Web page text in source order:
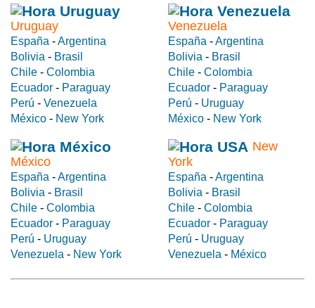
Uruguay
España -Argentina
Bolivia - Brasil
Chile - Colombia
Ecuador - Paraguay
Perú - Venezuela
México - New York
Venezuela
España -Argentina
Bolivia - Brasil
Chile - Colombia
Ecuador - Paraguay
Perú - Uruguay
México - New York
México
España -Argentina
Bolivia - Brasil
Chile - Colombia
Ecuador - Paraguay
Perú - Uruguay
Venezuela - New York
New
York
España -Argentina
Bolivia - Brasil
Chile - Colombia
Ecuador - Paraguay
Perú - Uruguay
Venezuela - México